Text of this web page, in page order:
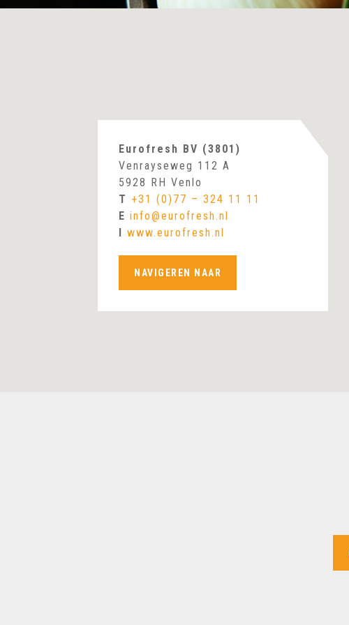
Eurofresh BV (3801)
Venrayseweg 112 A
5928 RH Venlo
T +31 (0)77 – 324 11 11
E info@eurofresh.nl
I www.eurofresh.nl
NAVIGEREN NAAR